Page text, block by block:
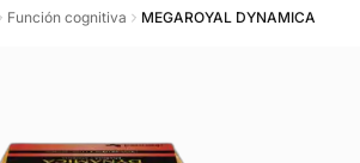
Función cognitiva MEGAROYAL DYNAMICA